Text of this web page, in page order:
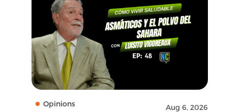
Opinions Aug 6, 2026